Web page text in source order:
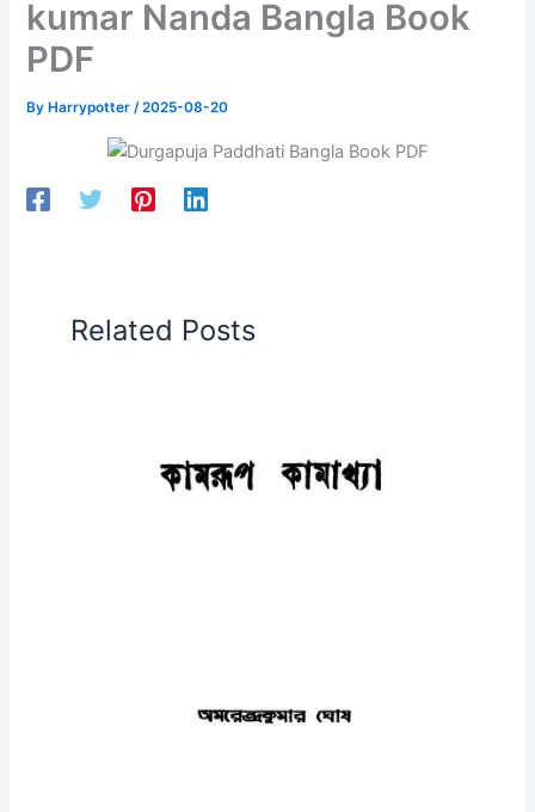
kumar Nanda Bangla Book
PDF
By Harrypotter/2025-08-20
Related Posts